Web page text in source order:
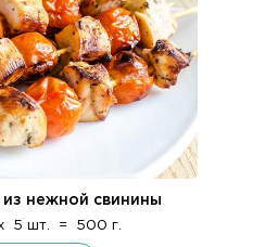
нежной свинины
5 шт. = 500 г.